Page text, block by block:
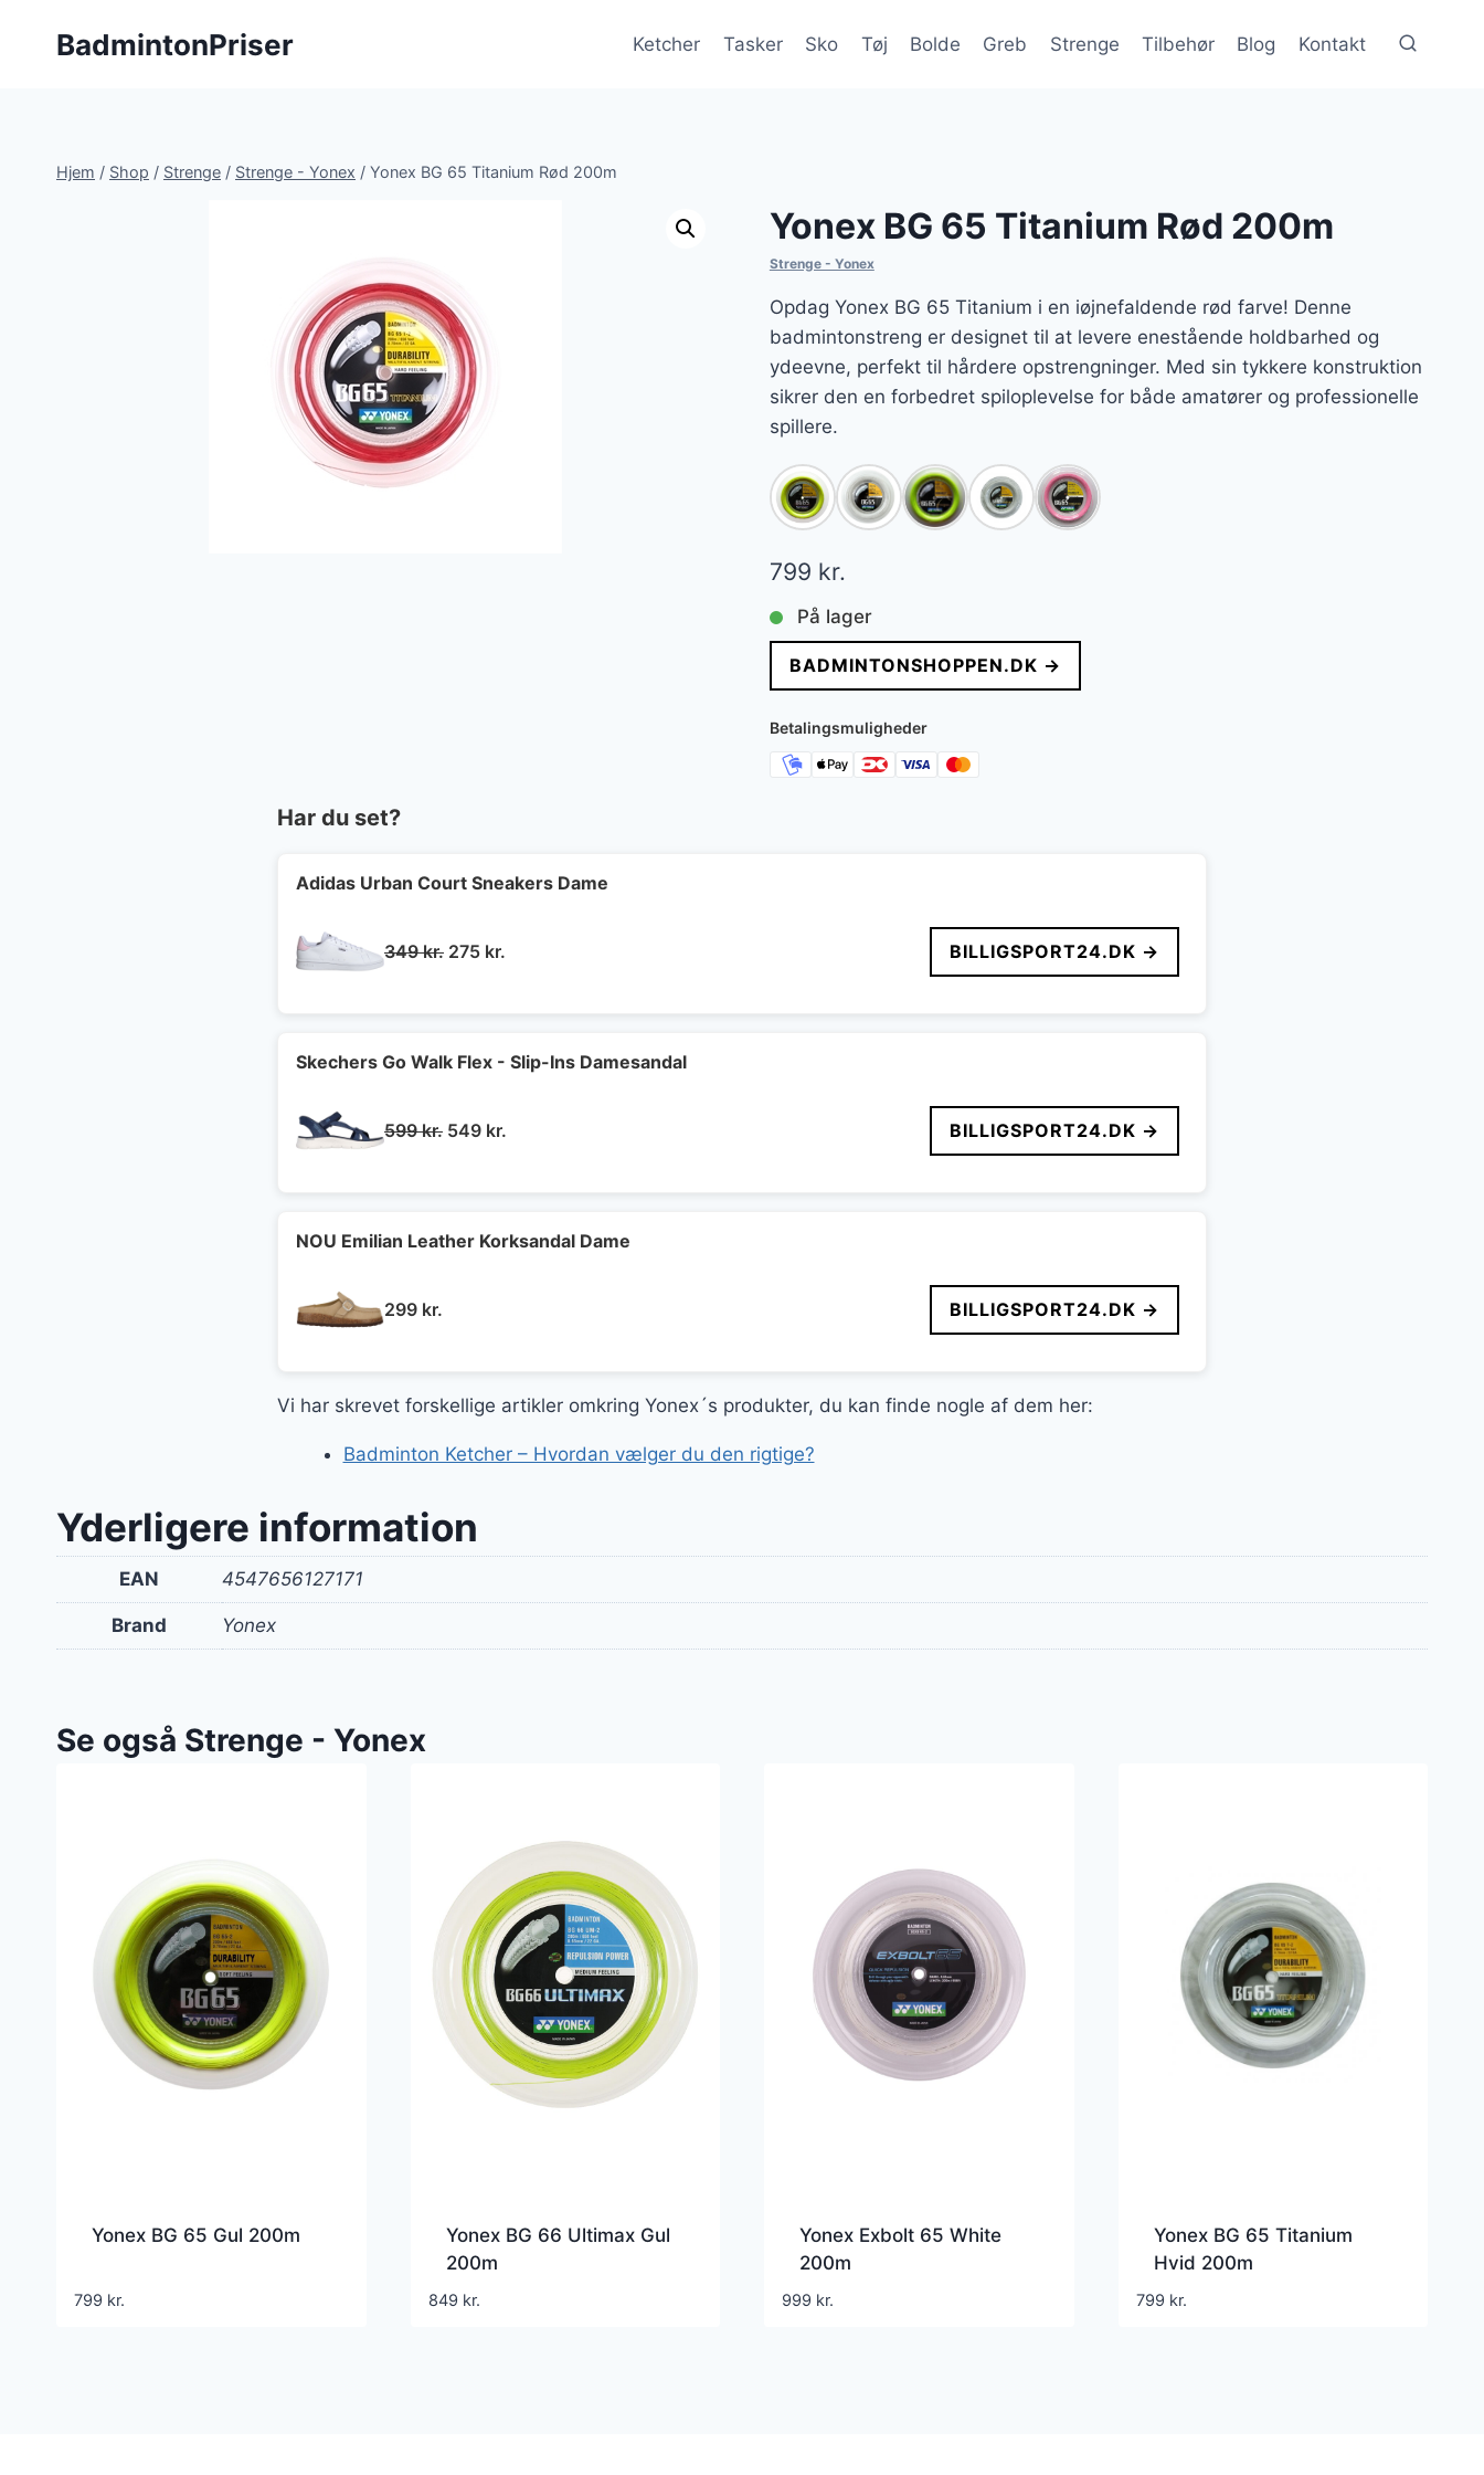
BadmintonPriser Ketcher Tasker Sko Tøj Bolde Greb Strenge Tilbehør Blog Kontakt
Hjem / Shop / Strenge / Strenge - Yonex / Yonex BG 65 Titanium Rød 200m
Yonex BG 65 Titanium Rød 200m
Strenge - Yonex
Opdag Yonex BG 65 Titanium i en iøjnefaldende rød farve! Denne
badmintonstreng er designet til at levere enestående holdbarhed og
ydeevne, perfekt til hårdere opstrengninger. Med sin tykkere konstruktion
sikrer den en forbedret spiloplevelse for både amatører og professionelle
spillere.
799 kr.
På lager
BADMINTONSHOPPEN.DK →
Betalingsmuligheder
Har du set?
Adidas Urban Court Sneakers Dame
349kr. Den
349 kr..
275 kr.
275 kr..
BILLIGSPORT24.DK →
Skechers Go Walk Flex - Slip-Ins Damesandal
599kr. Den
599 kr..
549 kr.
549 kr..
BILLIGSPORT24.DK →
NOU Emilian Leather Korksandal Dame
299 kr. BILLIGSPORT24.DK →
Vi har skrevet forskellige artikler omkring Yonex´s produkter, du kan finde nogle af dem her:
Badminton Ketcher – Hvordan vælger du den rigtige?
Yderligere information
EAN 4547656127171
Brand Yonex
Se også Strenge - Yonex
Yonex BG 65 Gul 200m
799 kr.
Yonex BG 66 Ultimax Gul
200m
849 kr.
Yonex Exbolt 65 White
200m
999 kr.
Yonex BG 65 Titanium
Hvid 200m
799 kr.